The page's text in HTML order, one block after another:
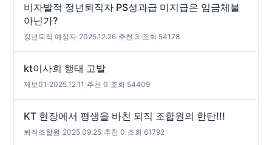
비자발적 정년퇴직자 PS성과급 미지급은 임금체불
아닌가?
정년퇴직 예정자 2025.12.26 추천 3 조회 54178
kt이사회 행태 고발
제보01 2025.12.11 추천 0 조회 54409
KT 현장에서 평생을 바친 퇴직 조합원의 한탄!!!
퇴직조합원 2025.09.25 추천 0 조회 61792